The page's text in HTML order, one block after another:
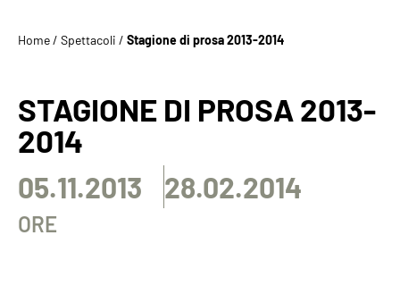
Home/ Spettacoli / Stagione di prosa 2013-2014
STAGIONE DI PROSA 2013-
2014
05.11.2013 28.02.2014
ORE